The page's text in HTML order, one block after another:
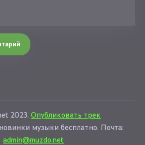
2023. Опубликовать трек
музыки бесплатно. Почта:
admin@muzdo.net